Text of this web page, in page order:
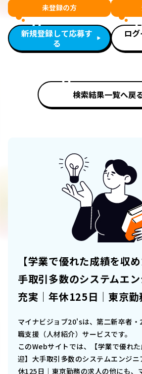
未登録の方
新規登録して応募す
る
ロ
検索結果一覧へ戻
【学業で優れた成績を収
手取引多数のシステムエ
充実｜年休125日｜東京勤
マイナビジョブ20'sは、第二新卒者
職支援（人材紹介）サービスです。
このWebサイトでは、
【学業で優れ
迎】大手取引多数のシステムエンジ
休125日｜東京勤務の求人の他にも、